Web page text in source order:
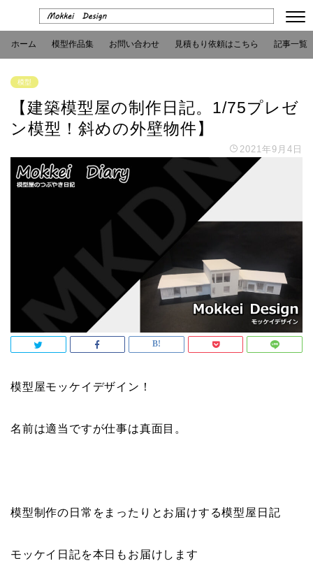
ホーム 模型作品集 お問い合わせ 見積もり依頼はこちら 記事一覧
模型
【建築模型屋の制作日記。1/75プレゼ
ン模型！斜めの外壁物件】
2021年9月4日
模型屋モッケイデザイン！
名前は適当ですが仕事は真面目。
模型制作の日常をまったりとお届けする模型屋日記
モッケイ日記を本日もお届けします